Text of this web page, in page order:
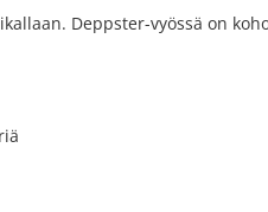
Deppster-vyössä on